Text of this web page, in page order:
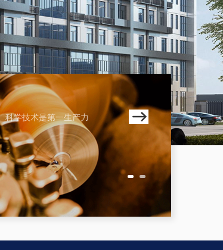
科学技术是第一生产力